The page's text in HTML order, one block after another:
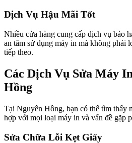
Dịch Vụ Hậu Mãi Tốt
Nhiều cửa hàng cung cấp dịch vụ bảo
an tâm sử dụng máy in mà không phải
tiếp theo.
Các Dịch Vụ Sửa Máy
Hồng
Tại Nguyên Hồng, bạn có thể tìm thấy
hợp với mọi loại máy in và vấn đề gặp
Sửa Chữa Lỗi Kẹt Giấy